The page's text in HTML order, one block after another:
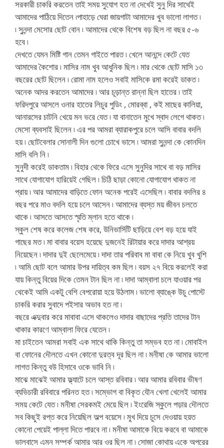
সরকারী চাকরি করতেন তাই সময় সুযোগ হত না দেখেই সুনু দির সাথেই
আমাদের পাঠিয়ে দিতেন ৷পাহাড়ে ঘেরা জায়গাটা আমাদের খুব ভালো লাগত ৷
৷ সুনন্দা মেসোর ছোট বোন ৷ আমাদের থেকে বিশেষ বড় ছিল না বছর ৫-৬
হবে ৷
দেখতে যেমন মিষ্টি গান তেমন গাইতে পারত ৷ খেলে আনন্দে কেটে যেত
আমাদের কৈশোর ৷ মাসির নাম খুব আধুনিক ছিল ৷ মার থেকে ছোট মাসি ১৩
বছরের ছোট ছিলেন ৷ রোমা নাম হলেও সবাই মাসিকে রমা করেই ডাকত ৷
অনেক আদর করতেন আমাদের ৷ আর চূড়ান্ত রান্না ছিল হাতের ৷ তাই
ফরিদপুরে আসলে ওনার হাতের লিচুর পুডিং , মোরব্বা , কই মাছের কালিয়া,
আনারসের চাটনি খেয়ে মন ভরে যেত ৷ যা বানাতেন মুখে স্বাদ লেগে থাকত ৷
মেসো ব্যবসাই ছিলেন ৷ এর পর আমরা ব্যারাকপুরে চলে আসি বাবার বদলি
হয় ৷ ছোটবেলার সোনালী দিন গুলো চোখে ভাসে ৷ আমরা সুনন্দা কে কোনদিন
মাসি বলি নি ৷
সুনুদী করেই ডাকতাম ৷ বিহার থেকে ফিরে এসে সুনুদির সাথে বা বড় মাসির
সাথে যোগাযোগ হারিয়েই গেছিল ৷ চিঠি ছাড়া কোনো যোগাযোগ থাকত না
প্রায় ৷ আর আমাদের বাড়িতে ফোন অনেক পরেই এসেছিল ৷ বাবার বদলির ৪
বছর পরে মাও বদলি হয়ে চলে আসেন ৷ আমাদের ব্যস্ত ময় জীবন চলতে
থাকে ৷ আসতে আসতে স্মৃতি ম্লান হতে থাকে ৷
স্কুল শেষ করে কলেজ শেষ করে, উনিভার্সিটি ছাড়িয়ে বেশ বড় হয়ে যাই
গাছের মত ৷ মা বাবার বয়েস হয়েছে দুজনেই রিটায়ার করে দাদার আশ্রয়
নিয়েছেন ৷ দাদার দুই ছেলেমেয়ে ৷ দাদা তার পরিবাব মা বাবা কে নিয়ে খুব খুশি
৷ আমি ছোট বলে আমার উপর দায়িত্ব কম ছিল ৷ বয়স ২৭ বিয়ে করলেই করা
যায় কিন্তু বিয়ের দিকে তেমন টান ছিল না ৷ দাদা আম্বালা চলে যাওয়ার পর
থেকেই আমি একটু বেশি বেপরোয়া হয়ে উঠলাম ৷ ভালো ব্যাঙ্কে উচু পোস্টে
চাকরি করার সুবাদে পইসার অভাব হত না ৷
বছরে এক্দুবার করে মাবাবা এসে থাকলেও দাদার বাছাদের প্রতি তাদের টান
থাকার কারণে আম্বালা ফিরে যেতেন ৷
মা চাইতেন আমরা সবাই এক সাথে থাকি কিন্তু তা সম্ভব হত না ৷ মোবাইল
বা ফোনের দৌলতে এখন কোনো দুরত্ব দূর ছিল না ৷ মনীষা কে আমার ভালো
লাগত কিন্তু বউ হিসাবে ওকে ভাবি নি ৷
মাঝে মাঝেই আমার ফ্ল্যাটে চলে আস্ত রবিবার ৷ আর আমার রবিবার ভীষণ
ব্যভিচারী রবিবারে পরিনত হত ৷ সম্ভোগ বা বিকৃত যৌন খেলা খেলেই আমার
সময় কেটে যেত ৷ মনীষা সেরকমই মেয়ে ছিল ৷ ইংরেজি স্কুলে পড়ার দৌলতে
সব কিছুই রপ্ত করে নিয়েছিল অল্প বয়েসে ৷ মুখ দিয়ে চুসে দেওয়ায় হয়ত
কোনো পেয়েই পাল্লা দিতে পারবে না ৷ মনীষা আমাকে বিয়ে করবে বা আমাকে
ভালবাসে এমন সম্পর্ক আমার আর ওর ছিল না ৷ সোজা কোথায় একে অপরের